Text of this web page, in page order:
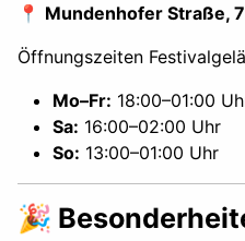
📍 Mundenhofer Straße,
Öffnungszeiten
Mo–Fr: 18:00–01:00
Sa: 16:00–02:00 Uhr
So: 13:00–01:00 Uhr
🎉